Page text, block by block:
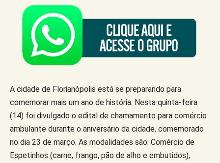
A cidade de Florianópolis está se preparando para
comemorar mais um ano de história. Nesta quinta-feira
(14) foi divulgado o edital de chamamento para comércio
ambulante durante o aniversário da cidade, comemorado
no dia 23 de março. As modalidades são: Comércio de
Espetinhos (carne, frango, pão de alho e embutidos),